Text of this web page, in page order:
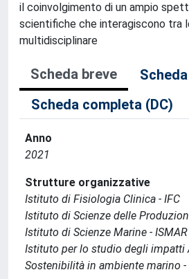
il coinvolgimento di un ampio
scientifiche che interagiscono tra
multidisciplinare
Scheda breve
Scheda completa (DC)
Anno
2021
Strutture organizzative
Istituto di Fisiologia Clinica - IFC
Istituto di Scienze delle
Istituto di Scienze Marine - ISMAR
Istituto per lo studio degli impatti
Sostenibilità in ambiente marino -